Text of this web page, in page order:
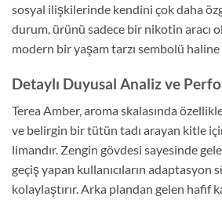
sosyal ilişkilerinde kendini çok daha
durum, ürünü sadece bir nikotin aracı
modern bir yaşam tarzı sembolü
Detaylı Duyusal Analiz ve
Terea Amber, aroma skalasında
ve belirgin bir tütün tadı arayan kitle
limandır. Zengin gövdesi sayesinde
geçiş yapan kullanıcıların adaptasyon
kolaylaştırır. Arka plandan gelen hafif